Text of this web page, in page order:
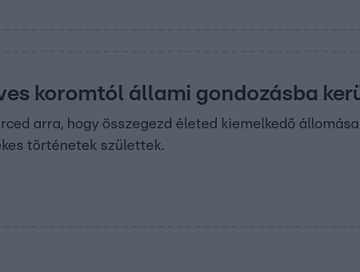
koromtól állami gondozásba
arra, hogy összegezd életed kiemelkedő
történetek születtek.